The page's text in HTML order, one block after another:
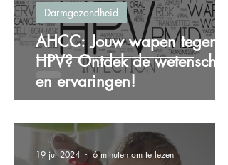
AHCC: Jouw wapen tegen
HPV? Ontdek de wetenschap
en ervaringen!
Darmgezondheid
19 jul 2024 6 minuten om te lezen